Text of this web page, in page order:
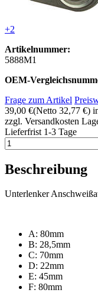
+2
Artikelnummer:
5888M1
OEM-
Frage zum Artikel
39,00 €(Netto 32,77 €)
zzgl. Versandkosten
Lieferfrist 1-3 Tage
Beschreibung
Unterlenker
A: 80mm
B: 28,5mm
C: 70mm
D: 22mm
E: 45mm
F: 80mm